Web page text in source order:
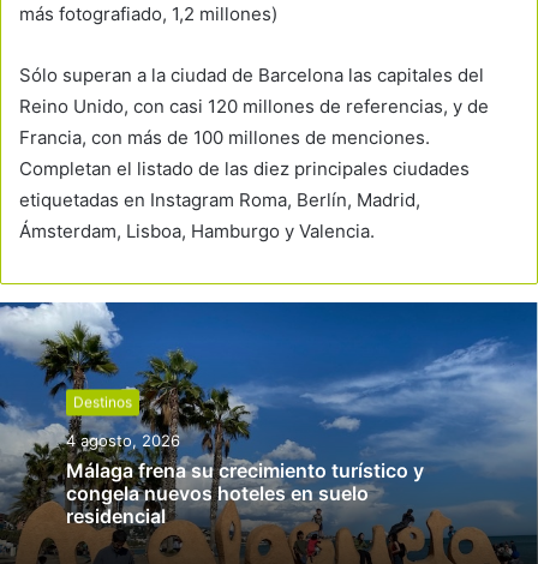
más fotografiado, 1,2 millones)
Sólo superan a la ciudad de Barcelona las capitales del
Reino Unido, con casi 120 millones de referencias, y de
Francia, con más de 100 millones de menciones.
Completan el listado de las diez principales ciudades
etiquetadas en Instagram Roma, Berlín, Madrid,
Ámsterdam, Lisboa, Hamburgo y Valencia.
Destinos
4 agosto, 2026
Málaga frena su crecimiento turístico y
congela nuevos hoteles en suelo
residencial